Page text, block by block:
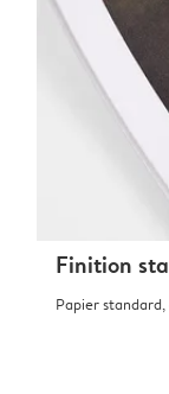
Finition
Papier